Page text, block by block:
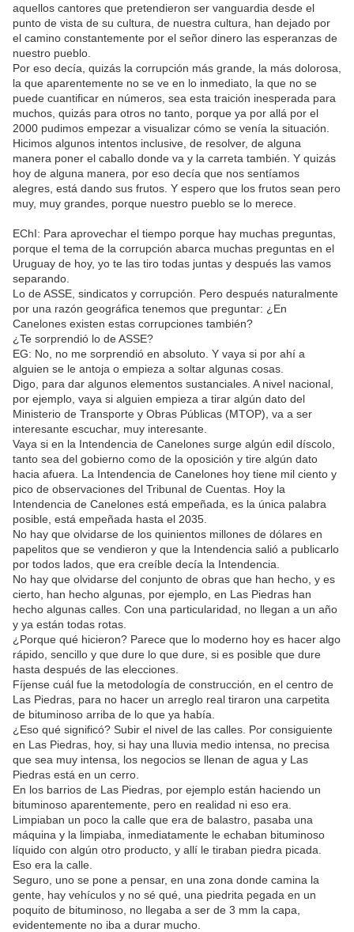
aquellos cantores que pretendieron ser vanguardia desde el
punto de vista de su cultura, de nuestra cultura, han dejado por
el camino constantemente por el señor dinero las esperanzas de
nuestro pueblo.
Por eso decía, quizás la corrupción más grande, la más dolorosa,
la que aparentemente no se ve en lo inmediato, la que no se
puede cuantificar en números, sea esta traición inesperada para
muchos, quizás para otros no tanto, porque ya por allá por el
2000 pudimos empezar a visualizar cómo se venía la situación.
Hicimos algunos intentos inclusive, de resolver, de alguna
manera poner el caballo donde va y la carreta también. Y quizás
hoy de alguna manera, por eso decía que nos sentíamos
alegres, está dando sus frutos. Y espero que los frutos sean pero
muy, muy grandes, porque nuestro pueblo se lo merece.
EChI: Para aprovechar el tiempo porque hay muchas preguntas,
porque el tema de la corrupción abarca muchas preguntas en el
Uruguay de hoy, yo te las tiro todas juntas y después las vamos
separando.
Lo de ASSE, sindicatos y corrupción. Pero después naturalmente
por una razón geográfica tenemos que preguntar: ¿En
Canelones existen estas corrupciones también?
¿Te sorprendió lo de ASSE?
EG: No, no me sorprendió en absoluto. Y vaya si por ahí a
alguien se le antoja o empieza a soltar algunas cosas.
Digo, para dar algunos elementos sustanciales. A nivel nacional,
por ejemplo, vaya si alguien empieza a tirar algún dato del
Ministerio de Transporte y Obras Públicas (MTOP), va a ser
interesante escuchar, muy interesante.
Vaya si en la Intendencia de Canelones surge algún edil díscolo,
tanto sea del gobierno como de la oposición y tire algún dato
hacia afuera. La Intendencia de Canelones hoy tiene mil ciento y
pico de observaciones del Tribunal de Cuentas. Hoy la
Intendencia de Canelones está empeñada, es la única palabra
posible, está empeñada hasta el 2035.
No hay que olvidarse de los quinientos millones de dólares en
papelitos que se vendieron y que la Intendencia salió a publicarlo
por todos lados, que era creíble decía la Intendencia.
No hay que olvidarse del conjunto de obras que han hecho, y es
cierto, han hecho algunas, por ejemplo, en Las Piedras han
hecho algunas calles. Con una particularidad, no llegan a un año
y ya están todas rotas.
¿Porque qué hicieron? Parece que lo moderno hoy es hacer algo
rápido, sencillo y que dure lo que dure, si es posible que dure
hasta después de las elecciones.
Fíjense cuál fue la metodología de construcción, en el centro de
Las Piedras, para no hacer un arreglo real tiraron una carpetita
de bituminoso arriba de lo que ya había.
¿Eso qué significó? Subir el nivel de las calles. Por consiguiente
en Las Piedras, hoy, si hay una lluvia medio intensa, no precisa
que sea muy intensa, los negocios se llenan de agua y Las
Piedras está en un cerro.
En los barrios de Las Piedras, por ejemplo están haciendo un
bituminoso aparentemente, pero en realidad ni eso era.
Limpiaban un poco la calle que era de balastro, pasaba una
máquina y la limpiaba, inmediatamente le echaban bituminoso
líquido con algún otro producto, y allí le tiraban piedra picada.
Eso era la calle.
Seguro, uno se pone a pensar, en una zona donde camina la
gente, hay vehículos y no sé qué, una piedrita pegada en un
poquito de bituminoso, no llegaba a ser de 3 mm la capa,
evidentemente no iba a durar mucho.